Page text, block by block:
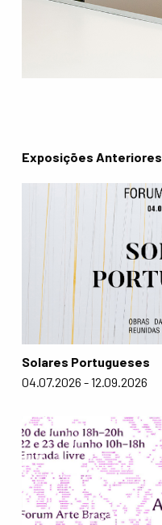
Exposições Anteriores
Solares Portugueses
04.07.2026 - 12.09.2026